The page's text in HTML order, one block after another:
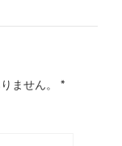
ません。
*